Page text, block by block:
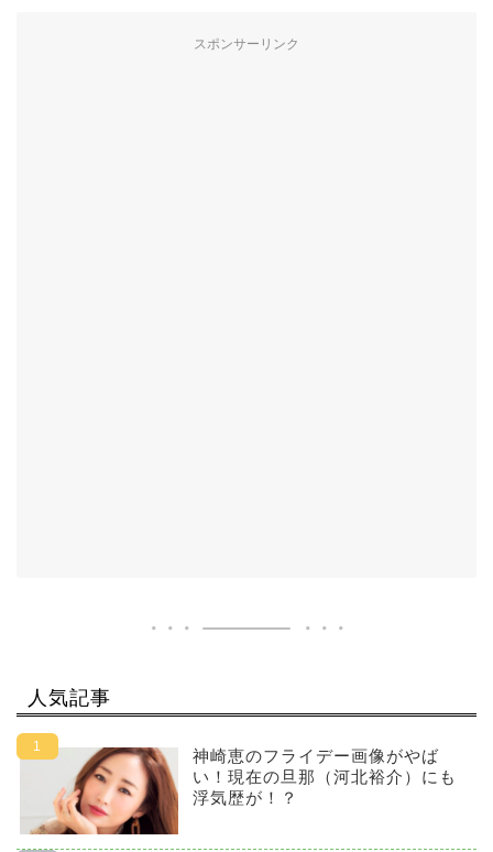
スポンサーリンク
人気記事
神崎恵のフライデー画像がやば
い！現在の旦那（河北裕介）にも
浮気歴が！？